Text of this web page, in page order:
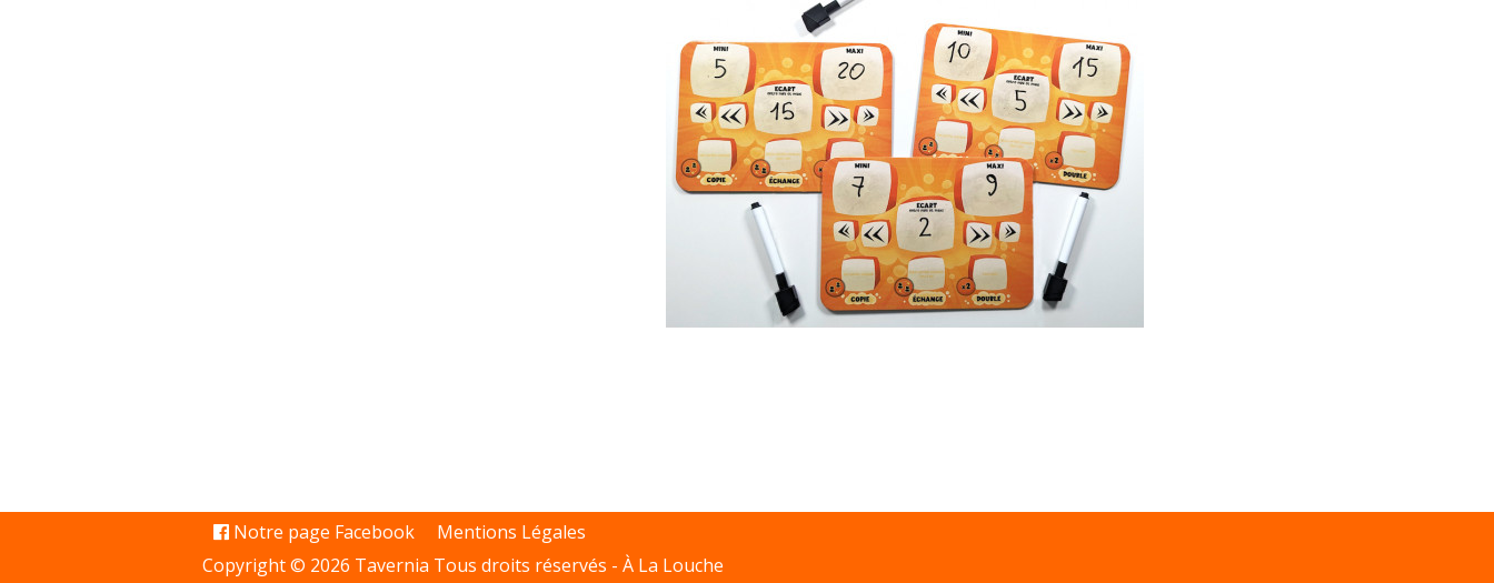
Notre page Facebook
Mentions Légales
Copyright © 2026 Tavernia Tous droits réservés - À La Louche